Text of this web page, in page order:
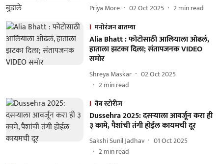
Priya More 02 Oct 2025 2min read
मनोरंजन बातम्या
Alia Bhatt : फोटोसाठी आलियाला ओढलं,
हाताला झटका दिला; संतापजनक VIDEO
समोर
Shreya Maskar
02 Oct 2025
2min read
वेब स्टोरीज
Dussehra 2025: दसऱ्याला आवर्जून करा ही
३ कामे, पैशांची तंगी होईल कायमची दूर
Sakshi Sunil Jadhav
01 Oct 2025
2min read